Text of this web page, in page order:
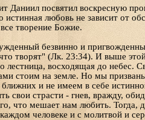
Даниил посвятил воскресную
любовь не зависит от
творение Божие.
безвинно и
творят" (Лк. 23:34). И выше
лестница, восходящая до небес.
стоим на земле. Но мы
и не имеем в себе
свои страсти - гнев, вражду,
что мешает нам любить. Тогда,
человеке и с молитвой и